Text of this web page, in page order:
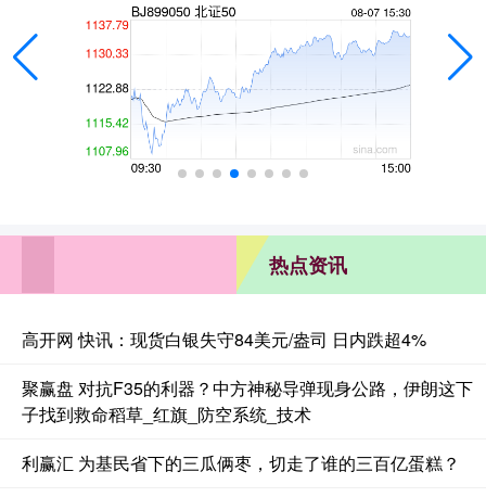
热点资讯
高开网 快讯：现货白银失守84美元/盎司 日内跌超4%
聚赢盘 对抗F35的利器？中方神秘导弹现身公路，伊朗这下
子找到救命稻草_红旗_防空系统_技术
利赢汇 为基民省下的三瓜俩枣，切走了谁的三百亿蛋糕？